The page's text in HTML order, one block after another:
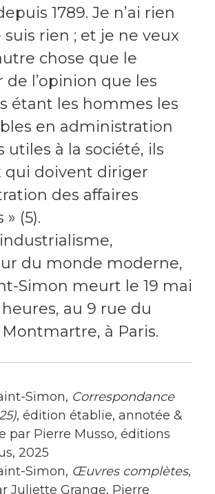
1789. Je n’ai rien
suis rien ; et je ne veux
chose que le
l’opinion que les
étant les hommes les
en administration
utiles à la société, ils
qui doivent diriger
des affaires
(5).
du monde moderne,
Simon meurt le 19 mai
heures, au 9 rue du
à Paris.
Simon, Correspondance
, édition établie, annotée &
par Pierre Musso, éditions
2025
Simon, Œuvres complètes,
Juliette Grange, Pierre